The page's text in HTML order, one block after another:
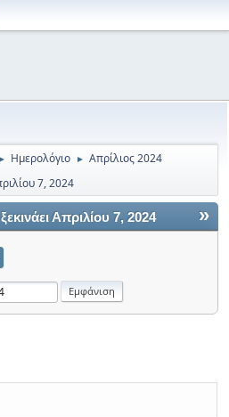
► Ημερολόγιο ► Απρίλιος 2024
7, 2024
»
Απριλίου 7, 2024